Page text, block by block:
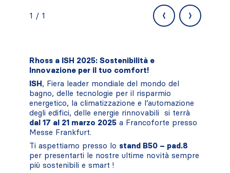
1 / 1 ‹ ›
Rhoss a ISH 2025: Sostenibilità e
Innovazione per il tuo comfort!
ISH, Fiera leader mondiale del mondo del
bagno, delle tecnologie per il risparmio
energetico, la climatizzazione e l’automazione
degli edifici, delle energie rinnovabili si terrà
dal 17 al 21 marzo 2025a Francoforte presso
Messe Frankfurt.
Ti aspettiamo presso lo stand B50 – pad.8
per presentarti le nostre ultime novità sempre
più sostenibili e smart !